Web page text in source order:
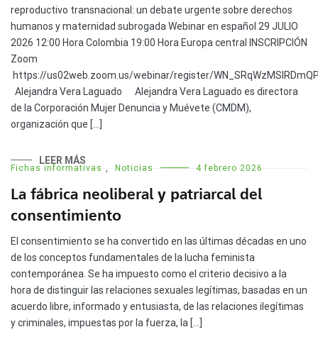
reproductivo transnacional: un debate urgente sobre derechos
humanos y maternidad subrogada Webinar en español 29 JULIO
2026 12:00 Hora Colombia 19:00 Hora Europa central INSCRIPCIÓN
Zoom
https://us02web.zoom.us/webinar/register/
Alejandra Vera Laguado Alejandra Vera Laguado es directora
de la Corporación Mujer Denuncia y Muévete (CMDM),
organización que […]
LEER MÁS
Fichas informativas Noticias 4 febrero 2026
La fábrica neoliberal y patriarcal del
consentimiento
El consentimiento se ha convertido en las últimas décadas en uno
de los conceptos fundamentales de la lucha feminista
contemporánea. Se ha impuesto como el criterio decisivo a la
hora de distinguir las relaciones sexuales legítimas, basadas en un
acuerdo libre, informado y entusiasta, de las relaciones ilegítimas
y criminales, impuestas por la fuerza, la […]